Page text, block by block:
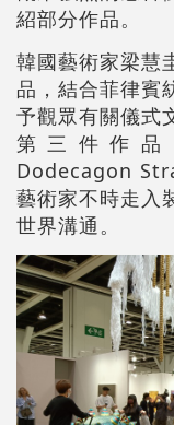
紹部分作品。
韓國藝術家梁慧
品，結合菲律賓
予觀眾有關儀式
第三件作品
Dodecagon
藝術家不時走入
世界溝通。